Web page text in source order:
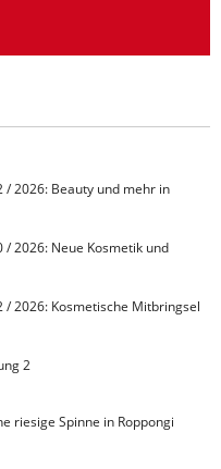
/ 2026: Beauty und mehr in
/ 2026: Neue Kosmetik und
/ 2026: Kosmetische Mitbringsel
2
riesige Spinne in Roppongi